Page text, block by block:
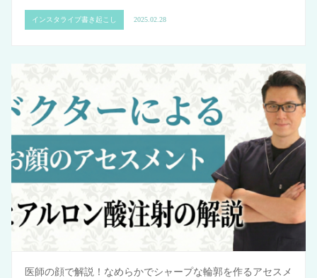
インスタライブ書き起こし 2025.02.28
医師の顔で解説！なめらかでシャープな輪郭を作るアセスメ